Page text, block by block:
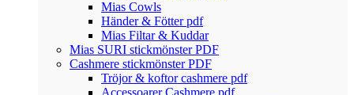
Mias Cowls
Händer & Fötter pdf
Mias Filtar & Kuddar
Mias SURI stickmönster PDF
Cashmere stickmönster PDF
Tröjor & koftor cashmere pdf
Accessoarer Cashmere pdf